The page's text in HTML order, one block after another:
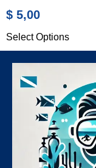
$ 5,00
Select Options